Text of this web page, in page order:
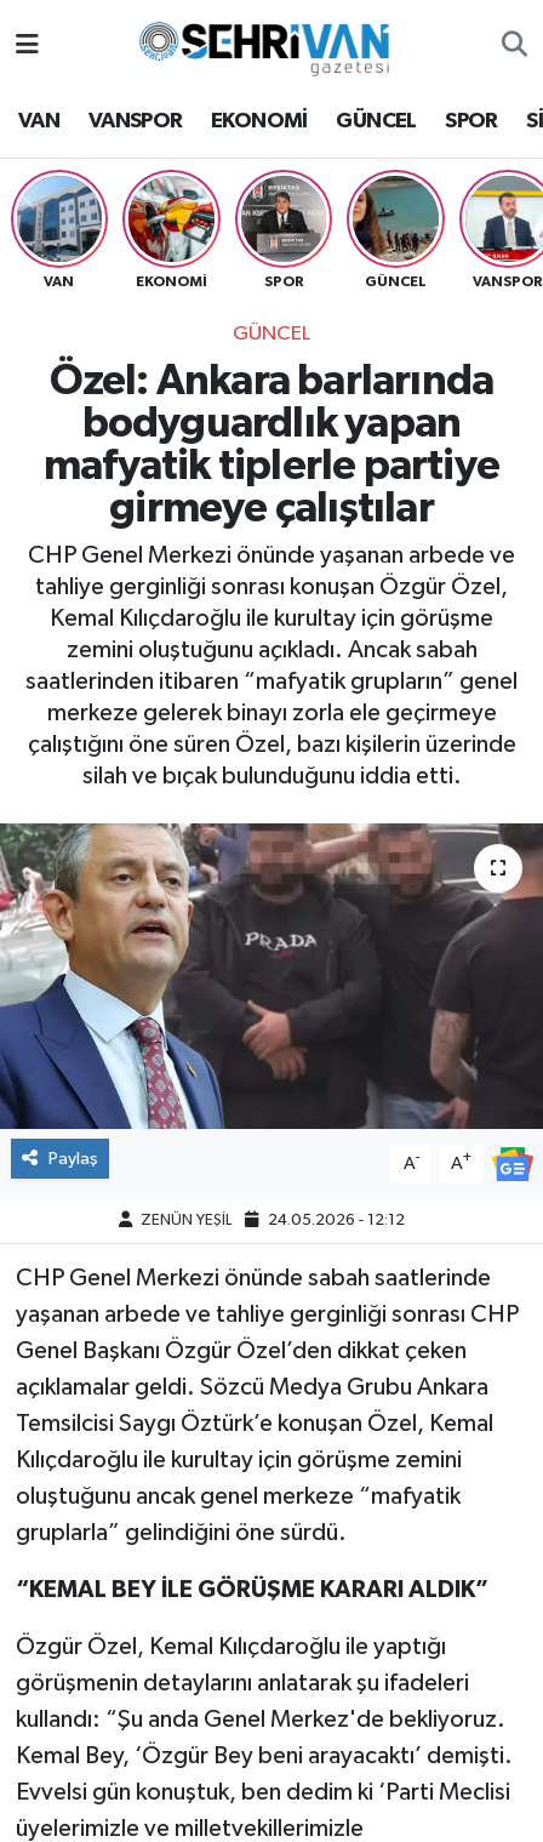
VAN VANSPOR EKONOMİ GÜNCEL SPOR
VAN EKONOMİ SPOR GÜNCEL VANSPOR
GÜNCEL
Özel: Ankara barlarında
bodyguardlık yapan
mafyatik tiplerle partiye
girmeye çalıştılar
CHP Genel Merkezi önünde yaşanan arbede ve
tahliye gerginliği sonrası konuşan Özgür Özel,
Kemal Kılıçdaroğlu ile kurultay için görüşme
zemini oluştuğunu açıkladı. Ancak sabah
saatlerinden itibaren “mafyatik grupların” genel
merkeze gelerek binayı zorla ele geçirmeye
çalıştığını öne süren Özel, bazı kişilerin üzerinde
silah ve bıçak bulunduğunu iddia etti.
Paylaş A- A+
ZENÜN YEŞİL 24.05.2026 - 12:12
CHP Genel Merkezi önünde sabah saatlerinde
yaşanan arbede ve tahliye gerginliği sonrası CHP
Genel Başkanı Özgür Özel’den dikkat çeken
açıklamalar geldi. Sözcü Medya Grubu Ankara
Temsilcisi Saygı Öztürk’e konuşan Özel, Kemal
Kılıçdaroğlu ile kurultay için görüşme zemini
oluştuğunu ancak genel merkeze “mafyatik
gruplarla” gelindiğini öne sürdü.
“KEMAL BEY İLE GÖRÜŞME KARARI ALDIK”
Özgür Özel, Kemal Kılıçdaroğlu ile yaptığı
görüşmenin detaylarını anlatarak şu ifadeleri
kullandı: “Şu anda Genel Merkez'de bekliyoruz.
Kemal Bey, ‘Özgür Bey beni arayacaktı’ demişti.
Evvelsi gün konuştuk, ben dedim ki ‘Parti Meclisi
üyelerimizle ve milletvekillerimizle
Van Hava Durumu
VAN Namaz Vakitleri
Van Trafik Yoğunluk Haritası
Süper Lig Puan Durumu ve Fikstür
Tüm Manşetler
Son Dakika Haberleri
Haber Arşivi